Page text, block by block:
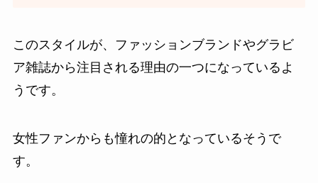
このスタイルが、ファッションブランドやグラビ
ア雑誌から注目される理由の一つになっているよ
うです。
女性ファンからも憧れの的となっているそうで
す。